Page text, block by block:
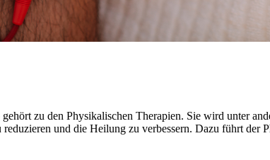
zu den Physikalischen Therapien. Sie wird unter
und die Heilung zu verbessern. Dazu führt der